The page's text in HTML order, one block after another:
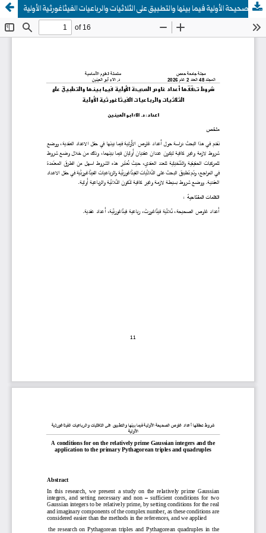
شروط تحققها أعداد غاوص الصحيحة الأولية فيما بينها والتطبيق على الثلاثيات والرباعيات الفيثاغورثية الأولية